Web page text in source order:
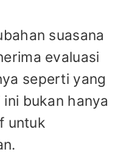
suasana
evaluasi
seperti yang
bukan hanya
untuk